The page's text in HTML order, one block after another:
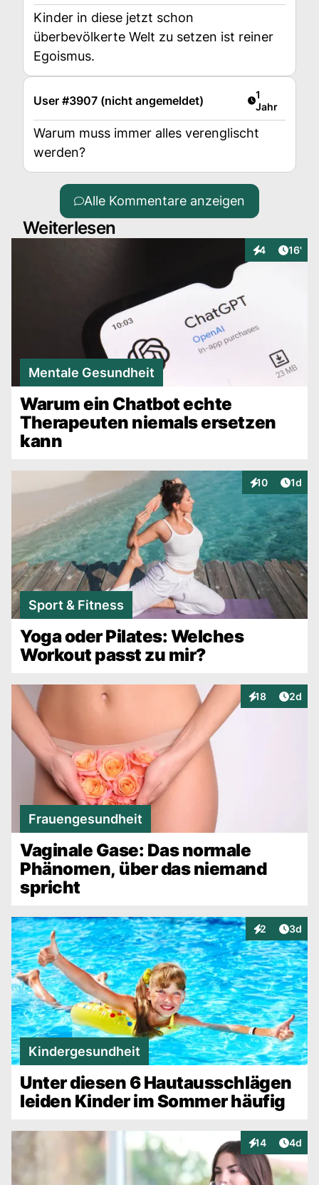
Kinder in diese jetzt schon
überbevölkerte Welt zu setzen ist reiner
Egoismus.
User #3907 (nicht angemeldet) Artikel
1
Jahr
Warum muss immer alles verenglischt
werden?
Alle Kommentare anzeigen
Weiterlesen
4
Interaktionen
16'
Mentale Gesundheit
Warum ein Chatbot echte
Therapeuten niemals ersetzen
kann
10
Interaktionen
1d
Sport & Fitness
Yoga oder Pilates: Welches
Workout passt zu mir?
18
Interaktionen
2d
Frauengesundheit
Vaginale Gase: Das normale
Phänomen, über das niemand
spricht
2
Interaktionen
3d
Kindergesundheit
Unter diesen 6 Hautausschlägen
leiden Kinder im Sommer häufig
14
Interaktionen
4d